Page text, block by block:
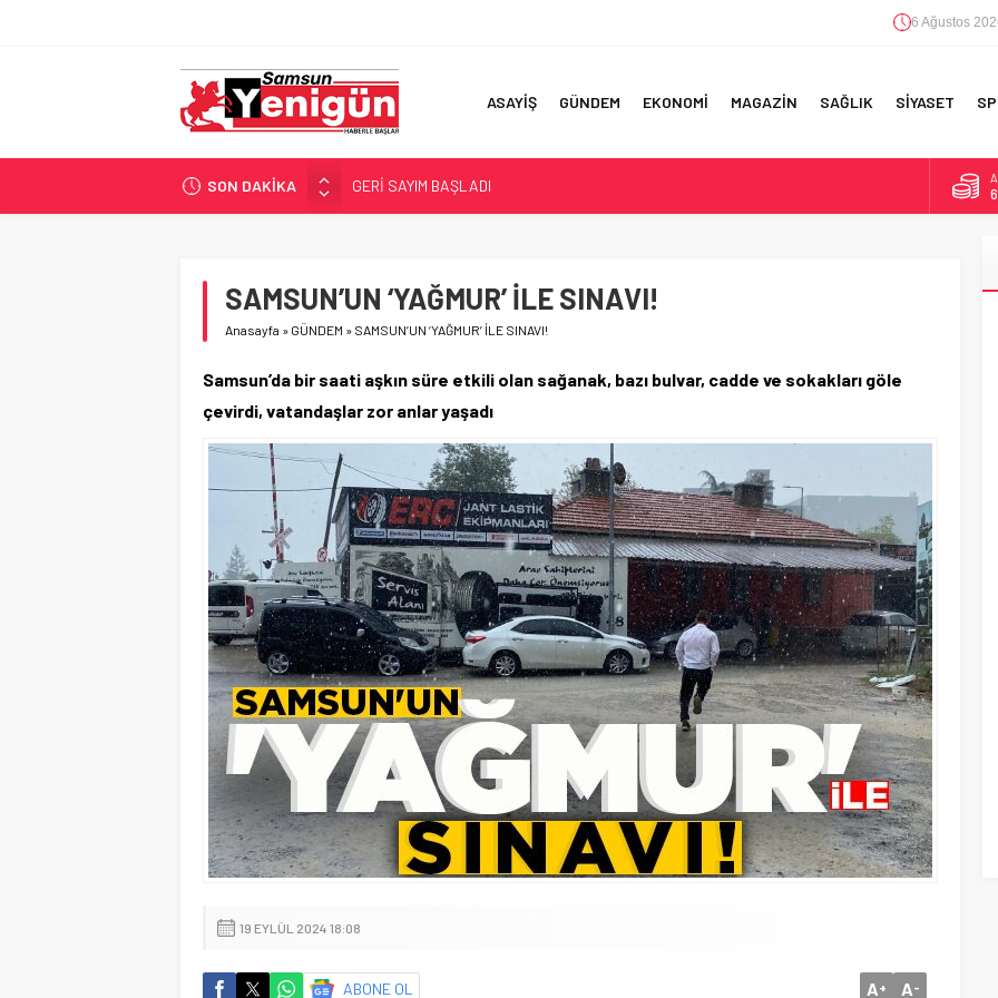
6 Ağustos
ASAYİŞ GÜNDEM EKONOMİ MAGAZİN SAĞLIK SİYASET
SON DAKİKA
GERİ SAYIM BAŞLADI
SAMSUNSPOR’DA HEDEF 5’İNCİLİK!
İŞTE FINDIK FİYATI!
YÖNETİCİ SEÇERKEN YAPILAN EN BÜYÜK HATALAR
SAMSUN’UN ‘YAĞMUR’ İLE SINAVI!
Anasayfa » GÜNDEM » SAMSUN’UN ‘YAĞMUR’ İLE SINAVI!
Samsun’da bir saati aşkın süre etkili olan sağanak, bazı bulvar, cadde ve sokakları göle
çevirdi, vatandaşlar zor anlar yaşadı
19 EYLÜL 2024 18:08
ABONE OL A+ A-